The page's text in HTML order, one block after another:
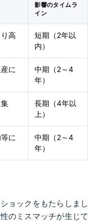
影響のタイムラ
イン
高
短期（2年以
内）
に
中期（2～4
年）
長期（4年以
上）
に
中期（2～4
年）
ョックをもたらしまし
のミスマッチが生じて